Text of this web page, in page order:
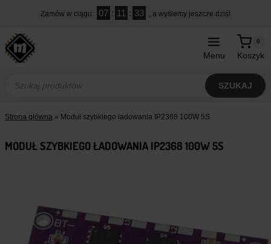
treści
Zamów w ciągu: 07 : 11 : 32 , a wyślemy jeszcze dziś!
Menu Koszyk
0
produktów
SZUKAJ
Strona główna » Moduł szybkiego ładowania IP2368 100W 5S
MODUŁ SZYBKIEGO ŁADOWANIA IP2368 100W 5S